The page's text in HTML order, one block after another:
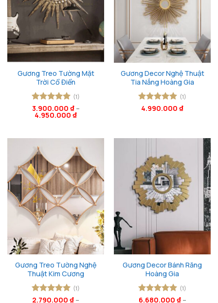
Gương Treo Tường Mặt
Trời Cổ Điển
Được xếp
hạng55
(1)
3.900.000 ₫–
4.950.000 ₫
Gương Decor Nghệ Thuật
Tia Nắng Hoàng Gia
Được xếp
(1)
4.990.000 ₫
Gương Treo Tường Nghệ
Thuật Kim Cương
Được xếp
(1)
2.790.000 ₫ –
Gương Decor Bánh Răng
Hoàng Gia
Được xếp
(1)
6.680.000 ₫–